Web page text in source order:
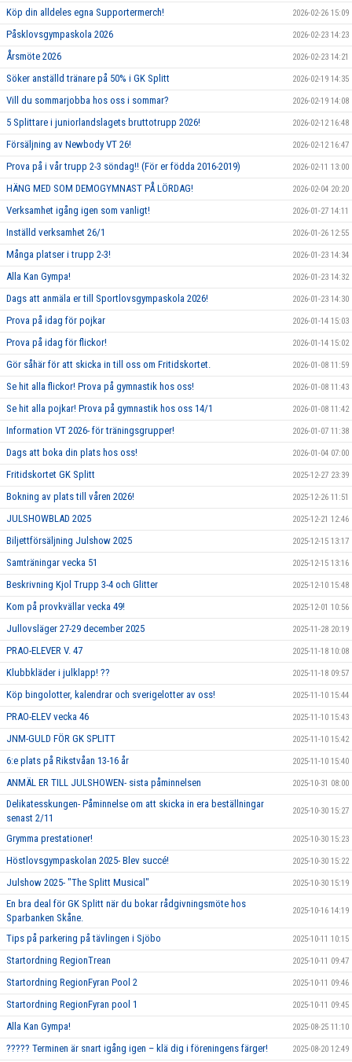
Köp din alldeles egna Supportermerch! 2026-02-26 15:09
Påsklovsgympaskola 2026 2026-02-23 14:23
Årsmöte 2026 2026-02-23 14:21
Söker anställd tränare på 50% i GK Splitt 2026-02-19 14:35
Vill du sommarjobba hos oss i sommar? 2026-02-19 14:08
5 Splittare i juniorlandslagets bruttotrupp 2026! 2026-02-12 16:48
Försäljning av Newbody VT 26! 2026-02-12 16:47
Prova på i vår trupp 2-3 söndag!! (För er födda 2016-2019) 2026-02-11 13:00
HÄNG MED SOM DEMOGYMNAST PÅ LÖRDAG! 2026-02-04 20:20
Verksamhet igång igen som vanligt! 2026-01-27 14:11
Inställd verksamhet 26/1 2026-01-26 12:55
Många platser i trupp 2-3! 2026-01-23 14:34
Alla Kan Gympa! 2026-01-23 14:32
Dags att anmäla er till Sportlovsgympaskola 2026! 2026-01-23 14:30
Prova på idag för pojkar 2026-01-14 15:03
Prova på idag för flickor! 2026-01-14 15:02
Gör såhär för att skicka in till oss om Fritidskortet. 2026-01-08 11:59
Se hit alla flickor! Prova på gymnastik hos oss! 2026-01-08 11:43
Se hit alla pojkar! Prova på gymnastik hos oss 14/1 2026-01-08 11:42
Information VT 2026- för träningsgrupper! 2026-01-07 11:38
Dags att boka din plats hos oss! 2026-01-04 07:00
Fritidskortet GK Splitt 2025-12-27 23:39
Bokning av plats till våren 2026! 2025-12-26 11:51
JULSHOWBLAD 2025 2025-12-21 12:46
Biljettförsäljning Julshow 2025 2025-12-15 13:17
Samträningar vecka 51 2025-12-15 13:16
Beskrivning Kjol Trupp 3-4 och Glitter 2025-12-10 15:48
Kom på provkvällar vecka 49! 2025-12-01 10:56
Jullovsläger 27-29 december 2025 2025-11-28 20:19
PRAO-ELEVER V. 47 2025-11-18 10:08
Klubbkläder i julklapp! ?? 2025-11-18 09:57
Köp bingolotter, kalendrar och sverigelotter av oss! 2025-11-10 15:44
PRAO-ELEV vecka 46 2025-11-10 15:43
JNM-GULD FÖR GK SPLITT 2025-11-10 15:42
6:e plats på Rikstvåan 13-16 år 2025-11-10 15:40
ANMÄL ER TILL JULSHOWEN- sista påminnelsen 2025-10-31 08:00
Delikatesskungen- Påminnelse om att skicka in era beställningar
senast 2/11
2025-10-30 15:27
Grymma prestationer! 2025-10-30 15:23
Höstlovsgympaskolan 2025- Blev succé! 2025-10-30 15:22
Julshow 2025- "The Splitt Musical" 2025-10-30 15:19
En bra deal för GK Splitt när du bokar rådgivningsmöte hos
Sparbanken Skåne.
2025-10-16 14:19
Tips på parkering på tävlingen i Sjöbo 2025-10-11 10:15
Startordning RegionTrean 2025-10-11 09:47
Startordning RegionFyran Pool 2 2025-10-11 09:46
Startordning RegionFyran pool 1 2025-10-11 09:45
Alla Kan Gympa! 2025-08-25 11:10
????? Terminen är snart igång igen – klä dig i föreningens färger! 2025-08-20 12:49